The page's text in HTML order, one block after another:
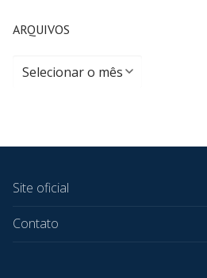
ARQUIVOS
Site oficial
Contato